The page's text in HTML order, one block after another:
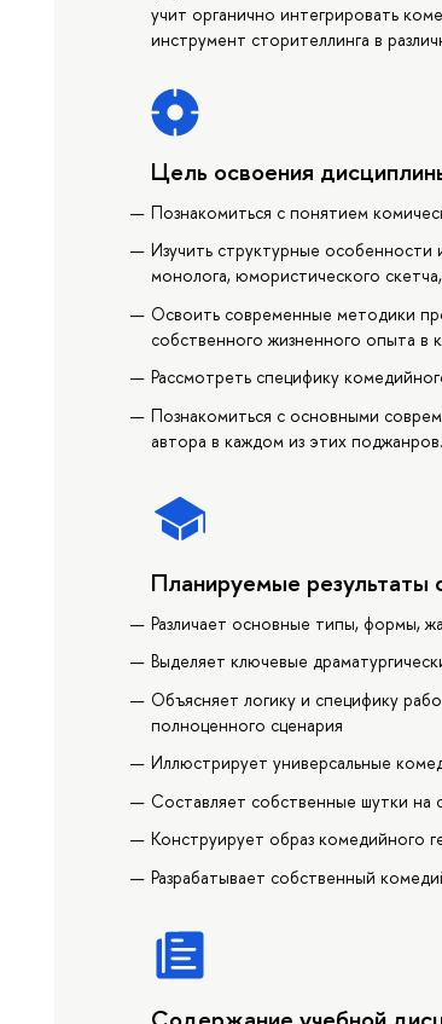
учит органично интегрировать
инструмент сторителлинга в
Цель освоения
Познакомиться с понятием
Изучить структурные особенности
монолога, юмористического
Освоить современные методики
собственного жизненного опыта в
Рассмотреть специфику
Познакомиться с основными
автора в каждом из этих поджанров.
Планируемые результаты
Различает основные типы, формы,
Выделяет ключевые
Объясняет логику и специфику
полноценного сценария
Иллюстрирует универсальные
Составляет собственные шутки
Конструирует образ комедийного
Разрабатывает собственный